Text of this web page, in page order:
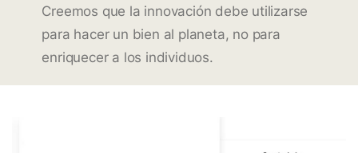
Creemos que la innovación debe utilizarse
para hacer un bien al planeta, no para
enriquecer a los individuos.